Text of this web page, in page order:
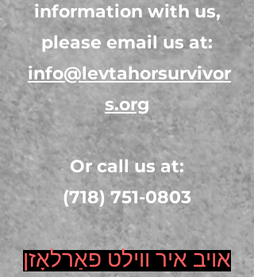
information with us,
please email us at:
info@levtahorsurvivor
s.org
Or call us at:
(718) 751-0803
אויב איר ווילט פאַרלאָזן